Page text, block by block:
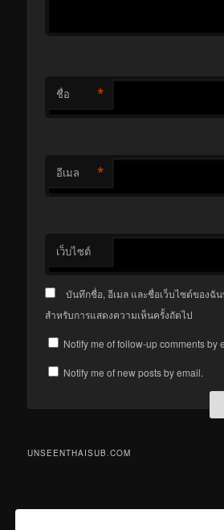
ชื่อ *
อีเมล *
เว็บไซต์
บันทึกชื่อ, อีเมล และชื่อเว็บไซต์ของฉัน
สำหรับการแสดงความเห็นครั้งถัดไป
Notify me of follow-up comments by
Notify me of new posts by email.
UNSEENTHAISUB.COM